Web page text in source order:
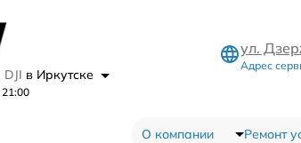
в Иркутске
ул.
Адрес
О компании Ремонт